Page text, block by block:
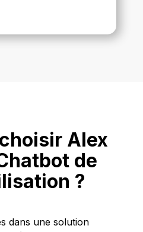
Alex
de
?
dans une solution